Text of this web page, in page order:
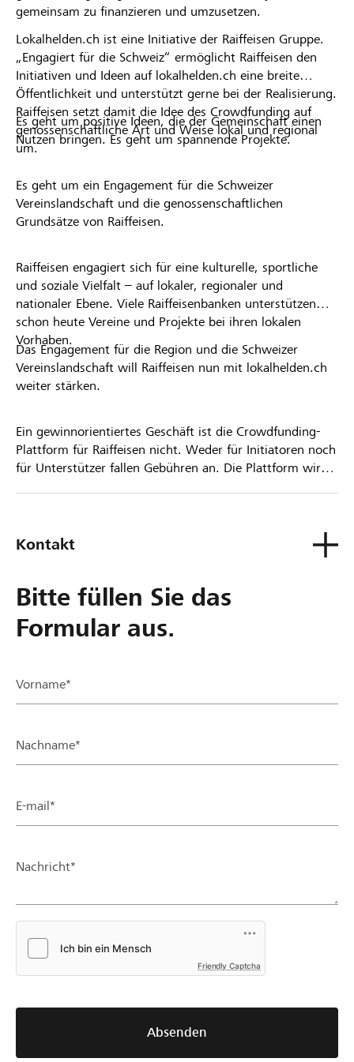
gemeinsam zu finanzieren und umzusetzen.
Lokalhelden.ch ist eine Initiative der Raiffeisen Gruppe.
„Engagiert für die Schweiz“ ermöglicht Raiffeisen den
Initiativen und Ideen auf lokalhelden.ch eine breite
Öffentlichkeit und unterstützt gerne bei der Realisierung.
Raiffeisen setzt damit die Idee des Crowdfunding auf
genossenschaftliche Art und Weise lokal und regional
um.
Es geht um positive Ideen, die der Gemeinschaft einen
Nutzen bringen. Es geht um spannende Projekte.
Es geht um ein Engagement für die Schweizer
Vereinslandschaft und die genossenschaftlichen
Grundsätze von Raiffeisen.
Raiffeisen engagiert sich für eine kulturelle, sportliche
und soziale Vielfalt – auf lokaler, regionaler und
nationaler Ebene. Viele Raiffeisenbanken unterstützen
schon heute Vereine und Projekte bei ihren lokalen
Vorhaben.
Das Engagement für die Region und die Schweizer
Vereinslandschaft will Raiffeisen nun mit lokalhelden.ch
weiter stärken.
Ein gewinnorientiertes Geschäft ist die Crowdfunding-
Plattform für Raiffeisen nicht. Weder für Initiatoren noch
für Unterstützer fallen Gebühren an. Die Plattform wird
Kontakt
Bitte füllen Sie das
Formular aus.
Vorname*
Nachname*
E-mail*
Nachricht*
Friendly Captcha
Absenden